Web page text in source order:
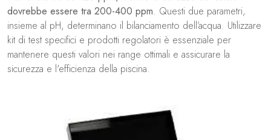
dovrebbe essere tra 200-400 ppm. Questi due parametri,
insieme al pH, determinano il bilanciamento dell’acqua. Utilizzare
kit di test specifici e prodotti regolatori è essenziale per
mantenere questi valori nei range ottimali e assicurare la
sicurezza e l'efficienza della piscina.